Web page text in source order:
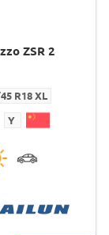
ZSR 2
R18 XL
Y